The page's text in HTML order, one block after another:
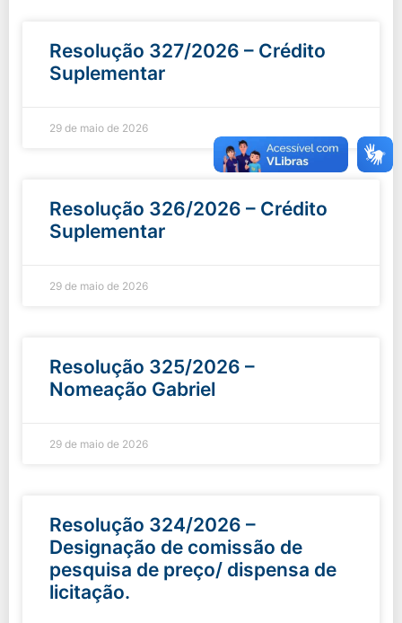
Resolução 327/2026 – Crédito
Suplementar
29 de maio de 2026
Resolução 326/2026 – Crédito
Suplementar
29 de maio de 2026
Resolução 325/2026 –
Nomeação Gabriel
29 de maio de 2026
Resolução 324/2026 –
Designação de comissão de
pesquisa de preço/ dispensa de
licitação.